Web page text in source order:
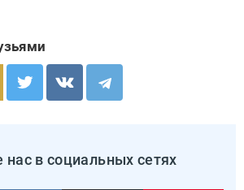
нас в социальных сетях